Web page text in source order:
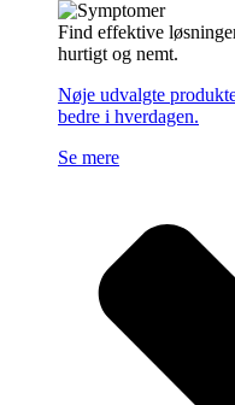
Find effektive
hurtigt og nemt.
Nøje udvalgte
bedre i hverdagen.
Se mere